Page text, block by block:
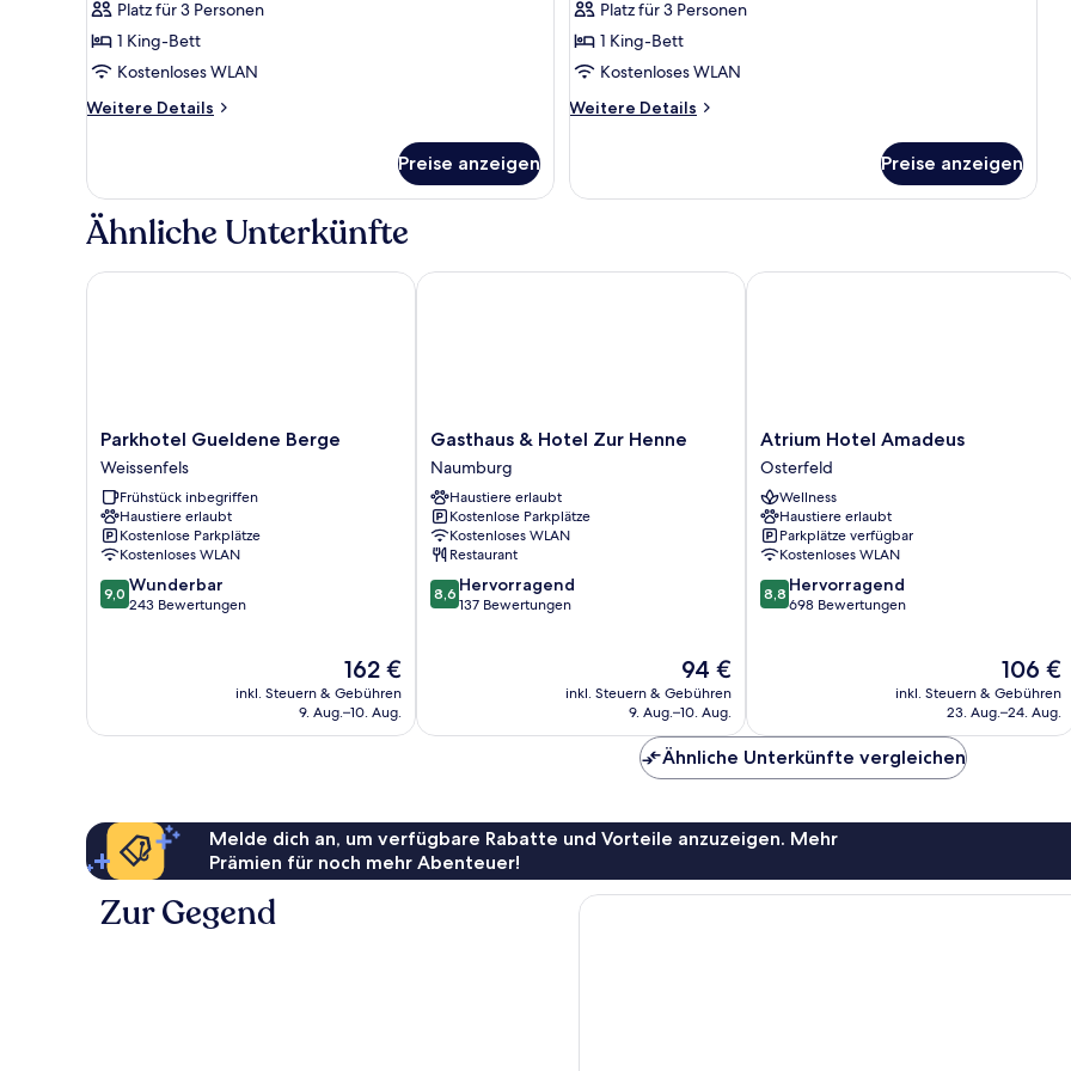
Suite
anzeigen
Platz für 3 Personen
1 King-Bett
Kostenloses WLAN
Weitere Details
Weitere
Preise anzeigen
Maisonette
anzeigen
Platz für 3 Personen
1 King-Bett
Kostenloses WLAN
Weitere Details
Weitere
Preise anzeigen
Ähnliche Unterkünfte
Parkhotel
Gueldene
Berge
Weissenfels
Parkhotel Gueldene Berge
Weissenfels
Frühstück inbegriffen
Haustiere erlaubt
Kostenlose Parkplätze
Kostenloses WLAN
9.0
von
9,0 Wunderbar
243 Bewertungen
Der
Preis
beträgt
162 €
inkl. Steuern & Gebühren
9. Aug.–10. Aug.
Parkhotel Gueldene Berge
Gasthaus
&
Hotel
Zur
Henne
Naumburg
Gasthaus & Hotel Zur Henne
Naumburg
Haustiere erlaubt
Kostenlose Parkplätze
Kostenloses WLAN
Restaurant
8.6
von
8,6 Hervorragend
137 Bewertungen
Der
Preis
beträgt
94 €
inkl. Steuern & Gebühren
9. Aug.–10. Aug.
Gasthaus & Hotel Zur Henne
Atrium
Hotel
Amadeus
Osterfeld
Atrium Hotel Amadeus
Osterfeld
Wellness
Haustiere erlaubt
Parkplätze verfügbar
Kostenloses WLAN
8.8
von
8,8 Hervorragend
698 Bewertungen
Der
Preis
beträgt
106 €
inkl. Steuern & Gebühren
23. Aug.–24. Aug.
Atrium Hotel Amadeus
Ähnliche Unterkünfte vergleichen
Melde dich an, um verfügbare Rabatte und Vorteile anzuzeigen. Mehr
Prämien für noch mehr Abenteuer!
Zur Gegend